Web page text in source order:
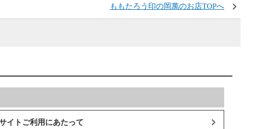
ももたろう印の岡萬のお店TOPへ
イトご利用にあたって